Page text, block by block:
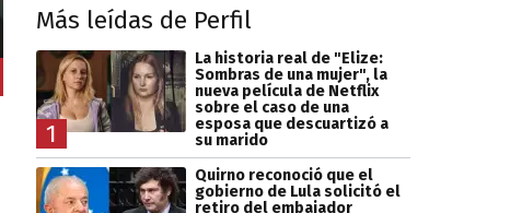
Más leídas de Perfil
1
La historia real de "Elize:
Sombras de una mujer", la
nueva película de Netflix
sobre el caso de una
esposa que descuartizó a
su marido
Quirno reconoció que el
gobierno de Lula solicitó el
retiro del embajador